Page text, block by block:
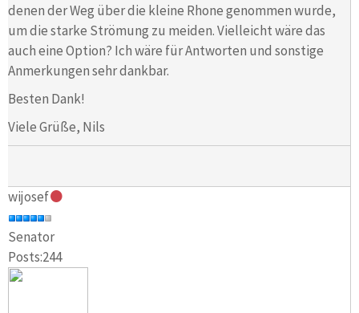
denen der Weg über die kleine Rhone genommen wurde,
um die starke Strömung zu meiden. Vielleicht wäre das
auch eine Option? Ich wäre für Antworten und sonstige
Anmerkungen sehr dankbar.
Besten Dank!
Viele Grüße, Nils
wijosef
Senator
Posts:244